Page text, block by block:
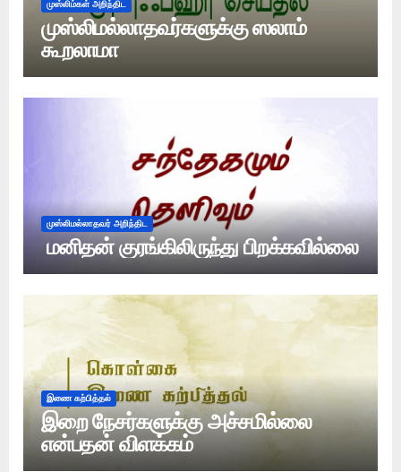
முஸ்லிம்கள் அறிந்திட
முஸ்லிமல்லாதவர்களுக்கு ஸலாம்
கூறலாமா
முஸ்லிமல்லாதவர் அறிந்திட
மனிதன் குரங்கிலிருந்து பிறக்கவில்லை
இணை கற்பித்தல்
இறை நேசர்களுக்கு அச்சமில்லை
என்பதன் விளக்கம்